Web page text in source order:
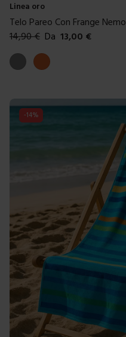
Linea oro
Telo Pareo Con Frange Nemo
14,90€ Da 13,00 €
Colori disponibili
Grigio Arancione
-14%